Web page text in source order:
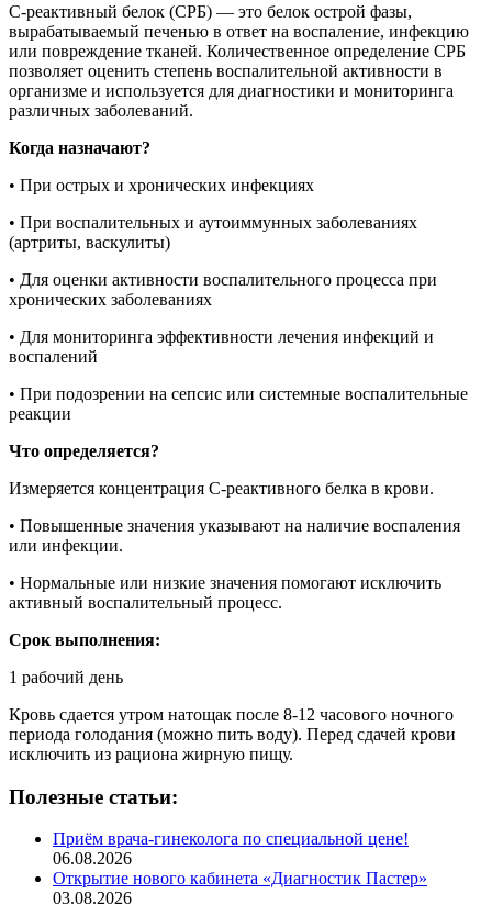
С-реактивный белок (СРБ) — это белок острой фазы,
вырабатываемый печенью в ответ на воспаление, инфекцию
или повреждение тканей. Количественное определение СРБ
позволяет оценить степень воспалительной активности в
организме и используется для диагностики и мониторинга
различных заболеваний.
Когда назначают?
• При острых и хронических инфекциях
• При воспалительных и аутоиммунных заболеваниях
(артриты, васкулиты)
• Для оценки активности воспалительного процесса при
хронических заболеваниях
• Для мониторинга эффективности лечения инфекций и
воспалений
• При подозрении на сепсис или системные воспалительные
реакции
Что определяется?
Измеряется концентрация С-реактивного белка в крови.
• Повышенные значения указывают на наличие воспаления
или инфекции.
• Нормальные или низкие значения помогают исключить
активный воспалительный процесс.
Срок выполнения:
1 рабочий день
Кровь сдается утром натощак после 8-12 часового ночного
периода голодания (можно пить воду). Перед сдачей крови
исключить из рациона жирную пищу.
Полезные статьи:
Приём врача-гинеколога по специальной цене!
06.08.2026
Открытие нового кабинета «Диагностик Пастер»
03.08.2026